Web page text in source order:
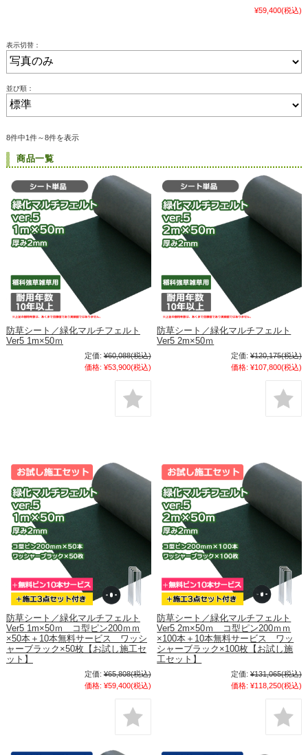
¥59,400(税込)
表示切替：
並び順：
8件中1件～8件を表示
商品一覧
防草シート／緑化マルチフェルト
Ver5 1m×50ｍ
定価: ¥60,088(税込)
価格: ¥53,900(税込)
防草シート／緑化マルチフェルト
Ver5 2m×50ｍ
定価: ¥120,175(税込)
価格: ¥107,800(税込)
防草シート／緑化マルチフェルト
Ver5 1m×50ｍ コ型ピン200ｍｍ
×50本＋10本無料サービス ワッシ
ャーブラック×50枚【お試し施工セ
ット】
定価: ¥65,808(税込)
価格: ¥59,400(税込)
防草シート／緑化マルチフェルト
Ver5 2m×50ｍ コ型ピン200ｍｍ
×100本＋10本無料サービス ワッ
シャーブラック×100枚【お試し施
工セット】
定価: ¥131,065(税込)
価格: ¥118,250(税込)